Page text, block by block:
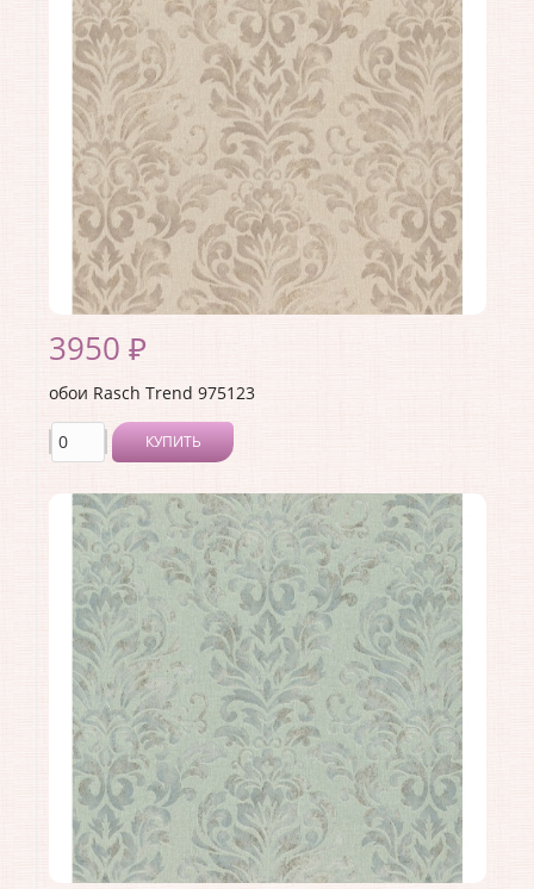
Материал покрытия:Виниловое
Страна:Германия
Материал основы:
Флизелин
Раппорт:<>
3950 ₽
обои Rasch Trend 975123
КУПИТЬ
Производитель:Rasch
Коллекция:Trend
Длина рулона:
10.05 .
Ширина рулона:1.06 .
Материал покрытия:Виниловое
Страна:Германия
Материал основы:
Флизелин
Раппорт:<>